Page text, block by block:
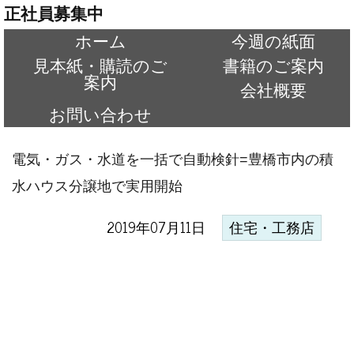
正社員募集中
ホーム
今週の紙面
見本紙・購読のご
案内
書籍のご案内
会社概要
お問い合わせ
電気・ガス・水道を一括で自動検針=豊橋市内の積
水ハウス分譲地で実用開始
2019年07月11日 住宅・工務店